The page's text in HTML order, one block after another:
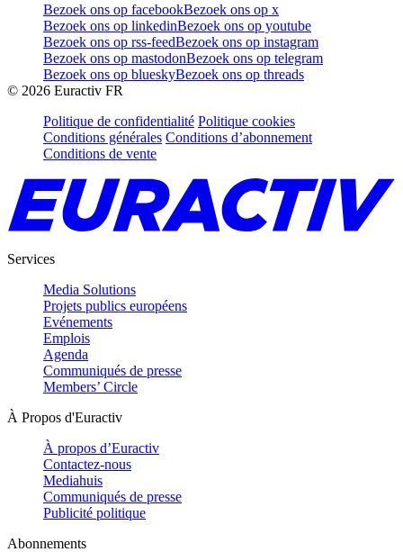
Bezoek ons op facebookBezoek ons op x
Bezoek ons op linkedinBezoek ons op youtube
Bezoek ons op rss-feedBezoek ons op instagram
Bezoek ons op mastodonBezoek ons op telegram
Bezoek ons op blueskyBezoek ons op threads
© 2026 Euractiv FR
Politique de confidentialité Politique cookies
Conditions générales Conditions d’abonnement
Conditions de vente
Services
Media Solutions
Projets publics européens
Evénements
Emplois
Agenda
Communiqués de presse
Members’ Circle
À Propos d'Euractiv
À propos d’Euractiv
Contactez-nous
Mediahuis
Communiqués de presse
Publicité politique
Abonnements